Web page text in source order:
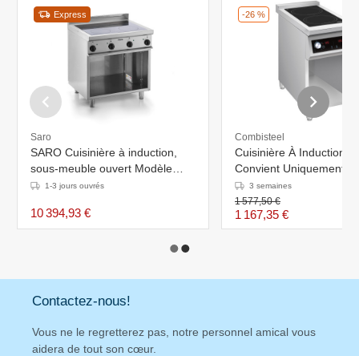
Express
Saro
SARO Cuisinière à induction,
sous-meuble ouvert Modèle
E7/CUI4BAL
1-3 jours ouvrés
10 394,93 €
-26 %
Combisteel
Cuisinière À Induction 2
Convient Uniquement
Poêles À Induction
3 semaines
1 577,50 €
1 167,35 €
Contactez-nous!
Vous ne le regretterez pas, notre personnel amical vous
aidera de tout son cœur.